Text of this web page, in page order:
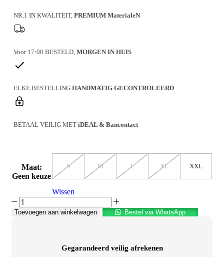
NR.1 IN KWALITEIT, PREMIUM MaterialeN
Voor 17:00 BESTELD, MORGEN IN HUIS
ELKE BESTELLING HANDMATIG GECONTROLEERD
BETAAL VEILIG MET iDEAL & Bancontact
Maat:
Geen keuze
S M L XL XXL
Wissen
Toevoegen aan winkelwagen Bestel via WhatsApp
Gegarandeerd veilig afrekenen